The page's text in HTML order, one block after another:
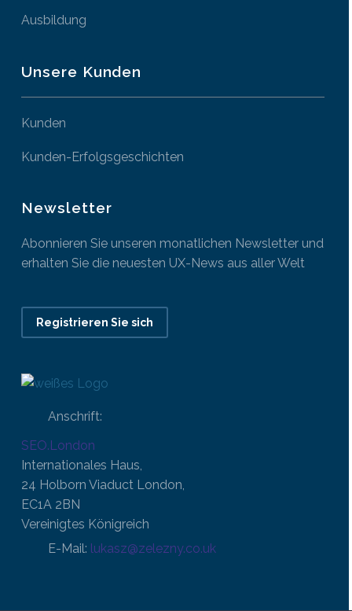
Ausbildung
Unsere Kunden
Kunden
Kunden-Erfolgsgeschichten
Newsletter
Abonnieren Sie unseren monatlichen Newsletter und
erhalten Sie die neuesten UX-News aus aller Welt
Registrieren Sie sich
Anschrift:
SEO.London
Internationales Haus,
24 Holborn Viaduct London,
EC1A 2BN
Vereinigtes Königreich
E-Mail: lukasz@zelezny.co.uk